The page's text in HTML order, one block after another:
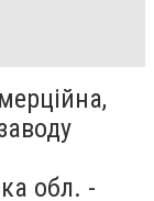
обл. -